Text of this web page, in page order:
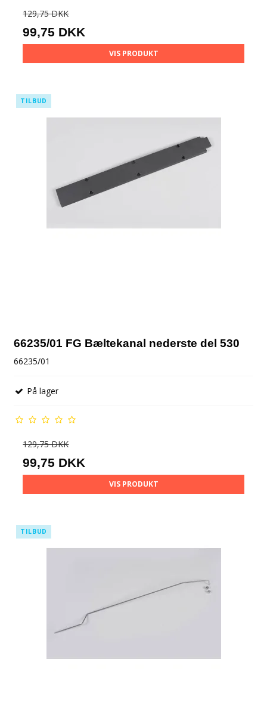
129,75 DKK
99,75 DKK
VIS PRODUKT
TILBUD
66235/01 FG Bæltekanal nederste del 530
66235/01
På lager
129,75 DKK
99,75 DKK
VIS PRODUKT
TILBUD